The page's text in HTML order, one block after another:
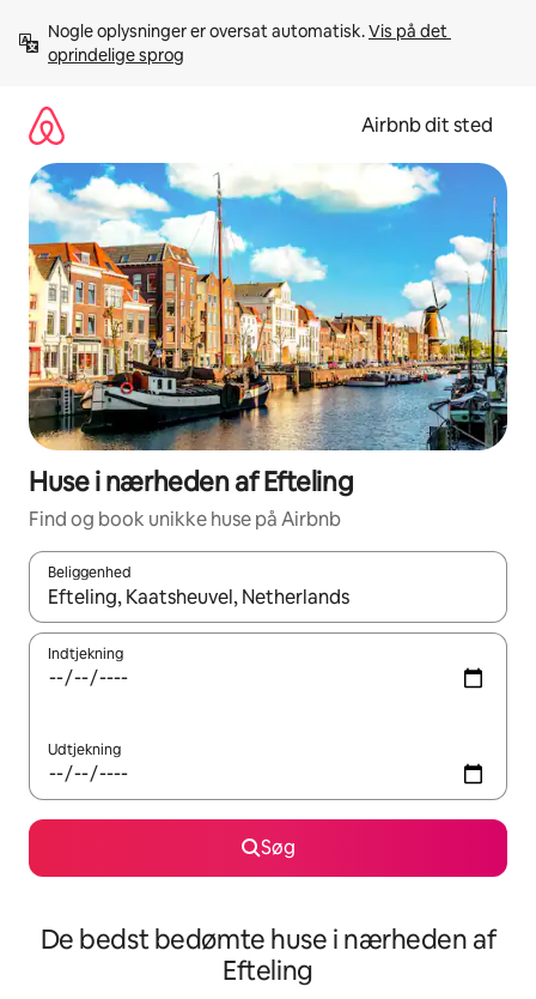
videre
Nogle oplysninger er oversat automatisk. Vis på det
oprindelige sprog
Airbnb dit sted
Huse i nærheden af Efteling
Find og book unikke huse på Airbnb
Beliggenhed
Når resultaterne er tilgængelige, skal du navigere med
Indtjekning
Udtjekning
Søg
De bedst bedømte huse i nærheden af
Efteling